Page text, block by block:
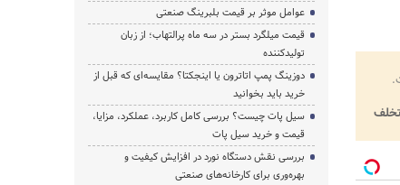
عوامل موثر بر قیمت بلبرینگ صنعتی
قیمت میلگرد بستر در سه ماه پرالتهاب؛ از زبان
تولیدکننده
دوزینگ پمپ اتاترون یا اینجکتا؟ مقایسه‌ای که قبل از
خرید باید بخوانید
سیل پات چیست؟ بررسی کامل کاربرد، عملکرد، مزایا،
قیمت و خرید سیل پات
بررسی نقش دستگاه نورد در افزایش کیفیت و
بهره‌وری برای کارخانه‌های صنعتی